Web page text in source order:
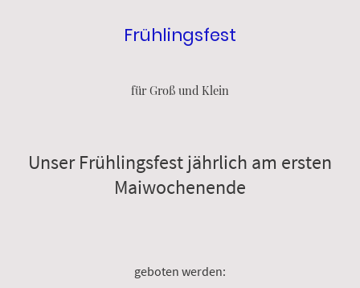
Frühlingsfest
für Groß und Klein
Unser Frühlingsfest jährlich am ersten
Maiwochenende
geboten werden: